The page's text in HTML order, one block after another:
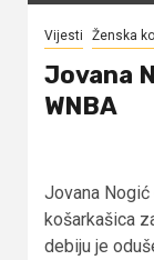
Vijesti Ženska
Jovana
WNBA
Jovana
košarkašica
debiju je